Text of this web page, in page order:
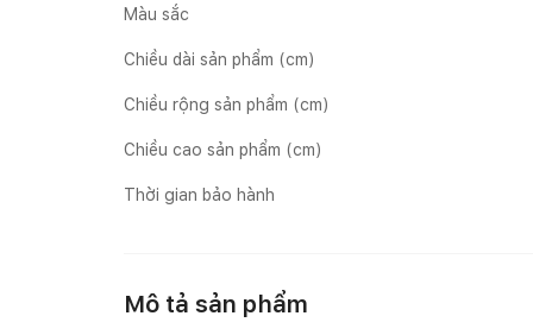
Màu sắc
Chiều dài sản phẩm (cm)
Chiều rộng sản phẩm (cm)
Chiều cao sản phẩm (cm)
Thời gian bảo hành
Mô tả sản phẩm